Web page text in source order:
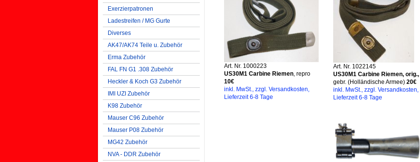
Exerzierpatronen
Ladestreifen / MG Gurte
Diverses
AK47/AK74 Teile u. Zubehör
Erma Zubehör
FAL FN G1 .308 Zubehör
Heckler & Koch G3 Zubehör
IMI UZI Zubehör
K98 Zubehör
Mauser C96 Zubehör
Mauser P08 Zubehör
MG42 Zubehör
NVA - DDR Zubehör
Art. Nr. 1000223
US30M1 Carbine Riemen, repro
10€
inkl. MwSt., zzgl. Versandkosten,
Lieferzeit 6-8 Tage
Art. Nr. 1022145
US30M1 Carbine Riemen, orig.,
gebr. (Holländische Armee) 20€
inkl. MwSt., zzgl. Versandkosten,
Lieferzeit 6-8 Tage